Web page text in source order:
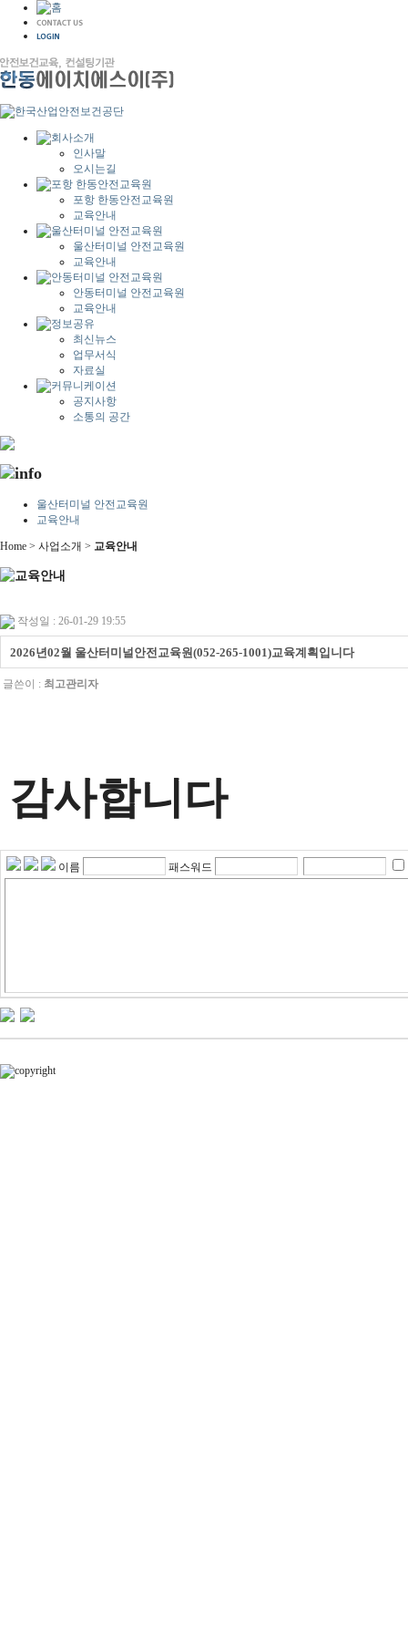
인사말
오시는길
포항 한동안전교육원
교육안내
울산터미널 안전교육원
교육안내
안동터미널 안전교육원
교육안내
최신뉴스
업무서식
자료실
공지사항
소통의 공간
울산터미널 안전교육원
교육안내
Home > 사업소개 > 교육안내
작성일 : 26-01-29 19:55
2026년02월 울산터미널안전교육원(052-265-1001)교육계획입니다
글쓴이 : 최고관리자
감사합니다
이름 패스워드